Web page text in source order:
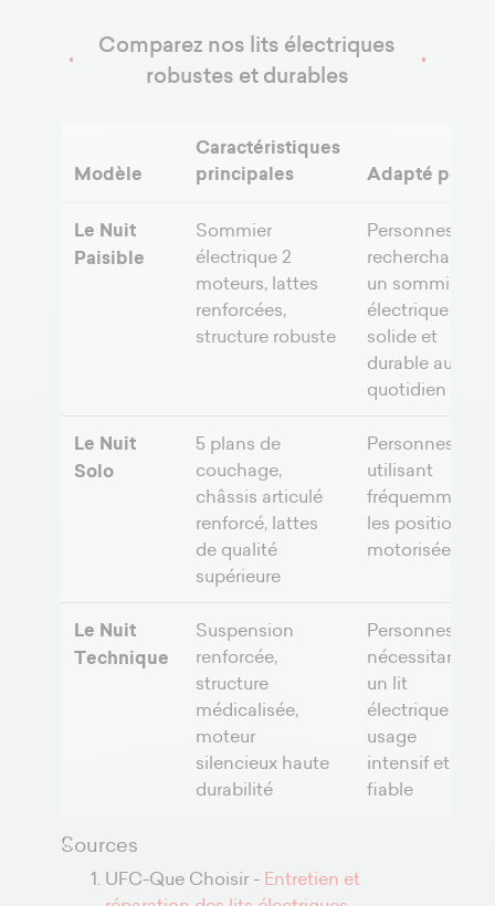
Comparez nos lits électriques
robustes et durables
Modèle
Caractéristiques
principales
Adapté pour
Le Nuit
Paisible
Sommier
électrique 2
moteurs, lattes
renforcées,
structure robuste
Personnes
recherchant
un sommier
électrique
solide et
durable au
quotidien
Le Nuit
Solo
5 plans de
couchage,
châssis articulé
renforcé, lattes
de qualité
supérieure
Personnes
utilisant
fréquemment
les positions
motorisées
Le Nuit
Technique
Suspension
renforcée,
structure
médicalisée,
moteur
silencieux haute
durabilité
Personnes
nécessitant
un lit
électrique à
usage
intensif et
fiable
Sources
UFC-Que Choisir - Entretien et